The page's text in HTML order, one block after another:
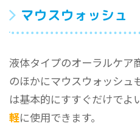
マウスウォッシュ
液体タイプのオーラルケア
のほかにマウスウォッシュ
は基本的にすすぐだけでよ
軽に使用できます。